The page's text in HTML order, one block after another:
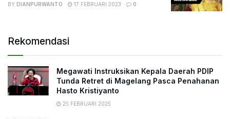
BY DIANPURWANTO 17 FEBRUARI 2023 0
Rekomendasi
Megawati Instruksikan Kepala Daerah PDIP
Tunda Retret di Magelang Pasca Penahanan
Hasto Kristiyanto
25 FEBRUARI 2025